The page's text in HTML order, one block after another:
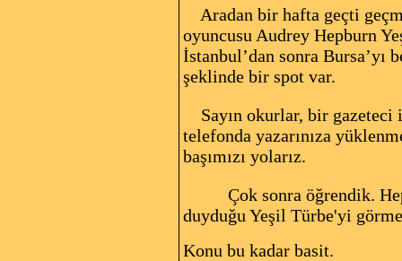
Aradan bir hafta geçti
oyuncusu Audrey Hepburn
İstanbul’dan sonra
şeklinde bir spot var.
Sayın okurlar, bir gazeteci
telefonda yazarınıza
başımızı yolarız.
Çok sonra öğrendik.
duyduğu Yeşil Türbe'yi
Konu bu kadar basit.